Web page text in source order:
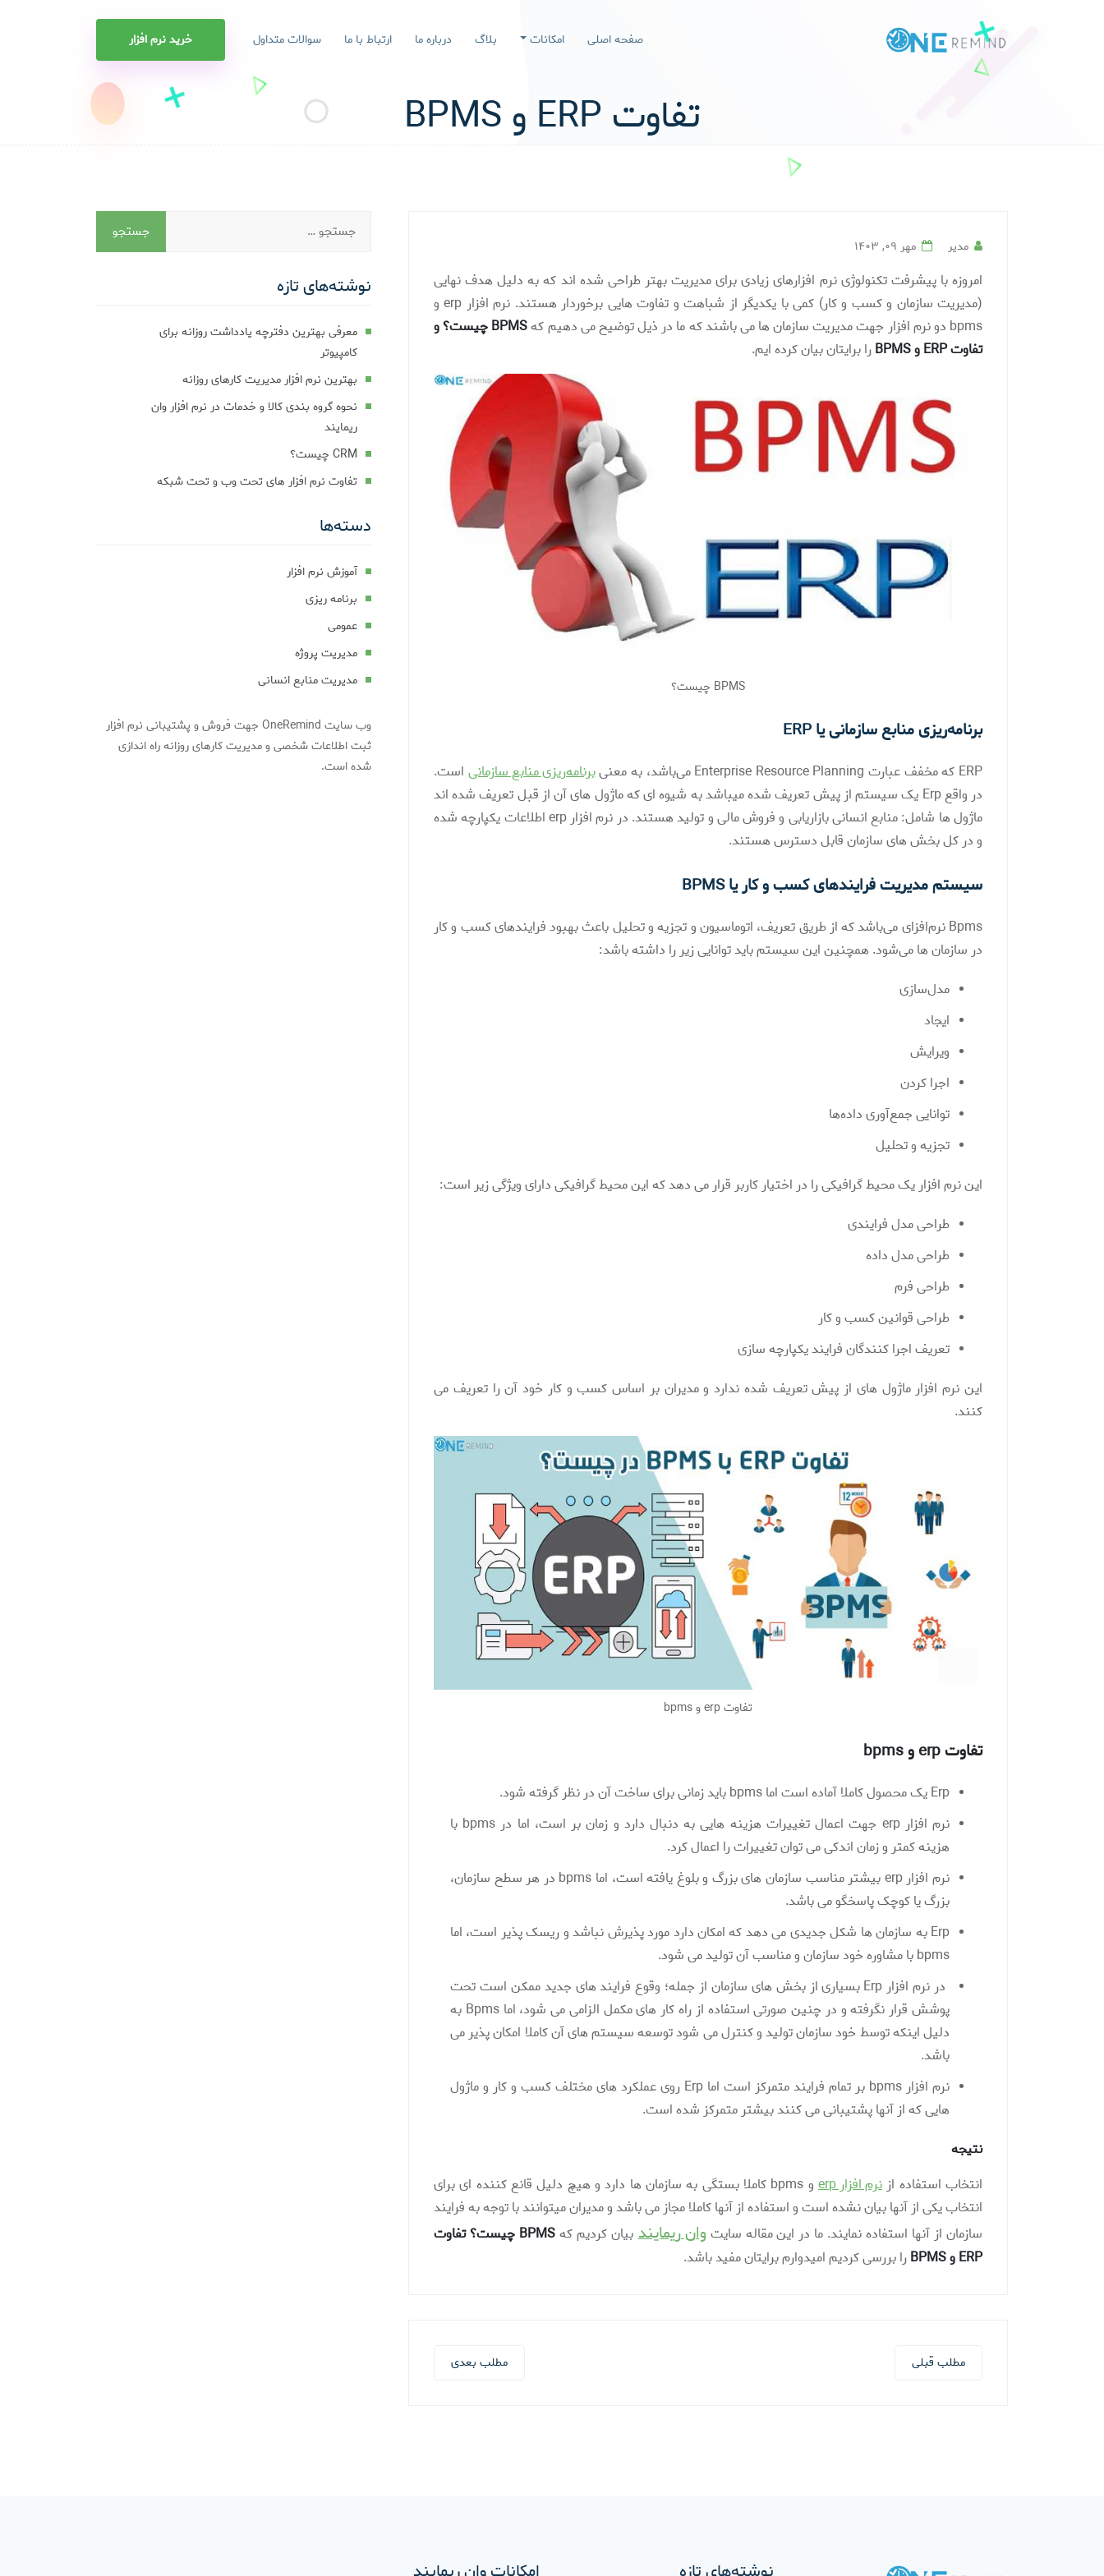
صفحه اصلی امکانات بلاگ درباره ما ارتباط با ما سوالات متداول خرید نرم افزار
تفاوت ERP و BPMS
مدیر مهر ۰۹, ۱۴۰۳
امروزه با پیشرفت تکنولوژی نرم افزارهای زیادی برای مدیریت بهتر طراحی شده اند که به دلیل هدف نهایی
(مدیریت سازمان و کسب و کار) کمی با یکدیگر از شباهت و تفاوت هایی برخوردار هستند. نرم افزار erp و
bpms دو نرم افزار جهت مدیریت سازمان ها می باشند که ما در ذیل توضیح می دهیم که
BPMS چیست؟ و
تفاوت ERP و BPMS
را برایتان بیان کرده ایم.
BPMS چیست؟
برنامه‌ریزی منابع سازمانی یا ERP
ERP که مخفف عبارت Enterprise Resource Planning می‌باشد، به معنی برنامه‌ریزی منابع سازمانی است.
در واقع Erp یک سیستم از پیش تعریف شده میباشد به شیوه ای که ماژول های آن از قبل تعریف شده اند
ماژول ها شامل: منابع انسانی بازاریابی و فروش مالی و تولید هستند. در نرم افزار erp اطلاعات یکپارچه شده
و در کل بخش های سازمان قابل دسترس هستند.
سیستم مدیریت فرایندهای کسب و کار یا BPMS
Bpms نرم‌افزای می‌باشد که از طریق تعریف، اتوماسیون و تجزیه و تحلیل باعث بهبود فرایندهای کسب و کار
در سازمان ها می‌شود. همچنین این سیستم باید توانایی زیر را داشته باشد:
مدل‌سازی
ایجاد
ویرایش
اجرا کردن
توانایی جمع‌آوری داده‌ها
تجزیه و تحلیل
این نرم افزار یک محیط گرافیکی را در اختیار کاربر قرار می دهد که این محیط گرافیکی دارای ویژگی زیر است:
طراحی مدل فرایندی
طراحی مدل داده
طراحی فرم
طراحی قوانین کسب و کار
تعریف اجرا کنندگان فرایند یکپارچه سازی
این نرم افزار ماژول های از پیش تعریف شده ندارد و مدیران بر اساس کسب و کار خود آن را تعریف می
کنند.
تفاوت erp و bpms
تفاوت erp و bpms
Erp یک محصول کاملا آماده است اما bpms باید زمانی برای ساخت آن در نظر گرفته شود.
نرم افزار erp جهت اعمال تغییرات هزینه هایی به دنبال دارد و زمان بر است، اما در bpms با
هزینه کمتر و زمان اندکی می توان تغییرات را اعمال کرد.
نرم افزار erp بیشتر مناسب سازمان های بزرگ و بلوغ یافته است، اما bpms در هر سطح سازمان،
بزرگ یا کوچک پاسخگو می باشد.
Erp به سازمان ها شکل جدیدی می دهد که امکان دارد مورد پذیرش نباشد و ریسک پذیر است، اما
bpms با مشاوره خود سازمان و مناسب آن تولید می شود.
در نرم افزار Erp بسیاری از بخش های سازمان از جمله؛ وقوع فرایند های جدید ممکن است تحت
پوشش قرار نگرفته و در چنین صورتی استفاده از راه کار های مکمل الزامی می شود، اما Bpms به
دلیل اینکه توسط خود سازمان تولید و کنترل می شود توسعه سیستم های آن کاملا امکان پذیر می
باشد.
نرم افزار bpms بر تمام فرایند متمرکز است اما Erp روی عملکرد های مختلف کسب و کار و ماژول
هایی که از آنها پشتیبانی می کنند بیشتر متمرکز شده است.
نتیجه
انتخاب استفاده از نرم افزار erp
و bpms کاملا بستگی به سازمان ها دارد و هیچ دلیل قانع کننده ای برای
انتخاب یکی از آنها بیان نشده است و استفاده از آنها کاملا مجاز می باشد و مدیران میتوانند با توجه به فرایند
سازمان از آنها استفاده نمایند. ما در این مقاله سایت وان ریمایند بیان کردیم کهBPMS چیست؟
تفاوت
ERP و BPMS
را بررسی کردیم امیدوارم برایتان مفید باشد.
مطلب قبلی مطلب بعدی
نوشته‌های تازه
معرفی بهترین دفترچه یادداشت روزانه برای
کامپیوتر
بهترین نرم افزار مدیریت کارهای روزانه
نحوه گروه بندی کالا و خدمات در نرم افزار وان
ریمایند
CRM چیست؟
تفاوت نرم افزار های تحت وب و تحت شبکه
دسته‌ها
آموزش نرم افزار
برنامه ریزی
عمومی
مدیریت پروژه
مدیریت منابع انسانی
وب سایت OneRemind جهت فروش و پشتیبانی نرم افزار
ثبت اطلاعات شخصی و مدیریت کارهای روزانه راه اندازی
شده است.